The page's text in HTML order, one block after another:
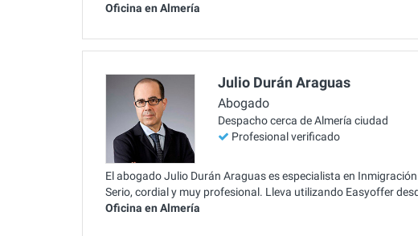
Oficina en Almería
Julio Durán Araguas
Abogado
Despacho cerca de Almería ciudad
Profesional verificado
El abogado Julio Durán Araguas es especialista en
Serio, cordial y muy profesional. Lleva utilizando Easyoffer
Oficina en Almería